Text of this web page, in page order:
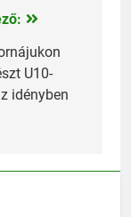
U10-
idényben